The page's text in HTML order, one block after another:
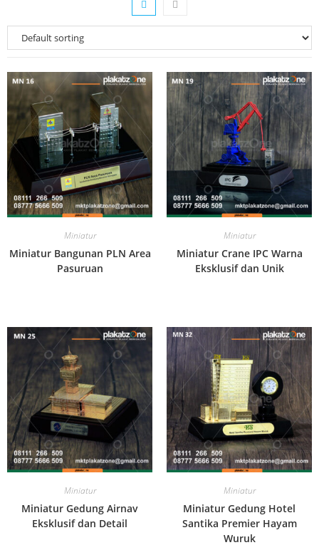
Miniatur
Miniatur Bangunan PLN Area
Pasuruan
Miniatur
Miniatur Crane IPC Warna
Eksklusif dan Unik
Miniatur
Miniatur Gedung Airnav
Eksklusif dan Detail
Miniatur
Miniatur Gedung Hotel
Santika Premier Hayam
Wuruk